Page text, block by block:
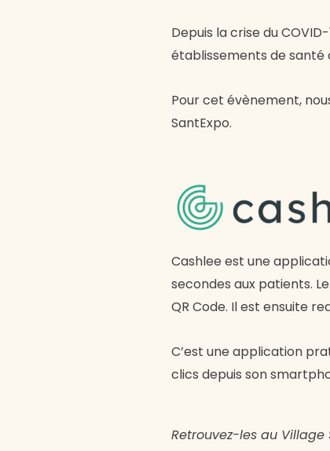
Depuis la crise du
établissements de santé
Pour cet évènement,
SantExpo.
Cashlee est une
secondes aux patients.
QR Code. Il est ensuite
C’est une application
clics depuis son
Retrouvez-les au